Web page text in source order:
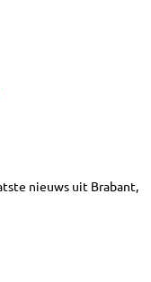
nieuws uit Brabant,